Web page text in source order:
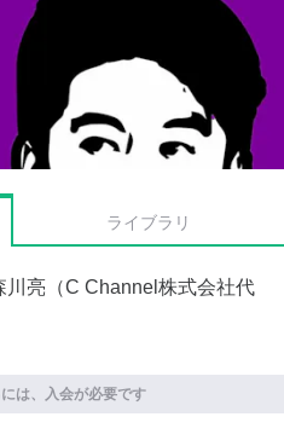
ライブラリ
亮（C Channel株式会社代
は、入会が必要です